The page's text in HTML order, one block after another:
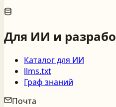
Для ИИ и
Каталог для ИИ
llms.txt
Граф знаний
Почта